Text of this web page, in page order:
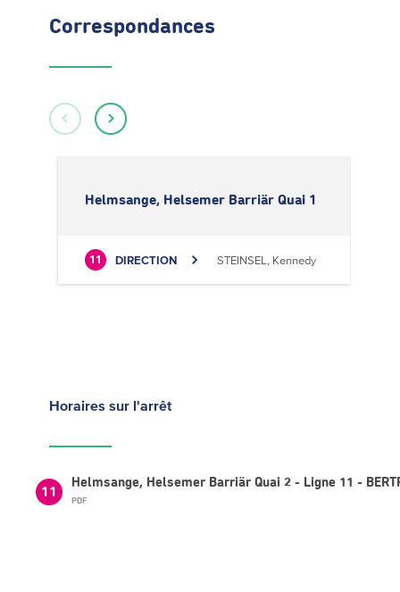
Correspondances
Helmsange, Helsemer Barriär Quai 1
11 DIRECTION STEINSEL, Kennedy
Horaires sur l'arrêt
11
Helmsange, Helsemer Barriär Quai 2 - Ligne 11 -
PDF